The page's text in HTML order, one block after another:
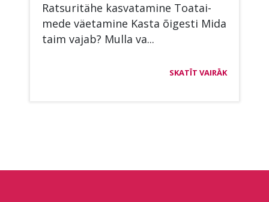
Rat­su­ri­tä­he kas­va­ta­mi­ne Toa­tai­
me­de väe­ta­mi­ne Kas­ta õi­ges­ti Mida
taim va­jab? Mul­la va...
SKATĪT VAIRĀK